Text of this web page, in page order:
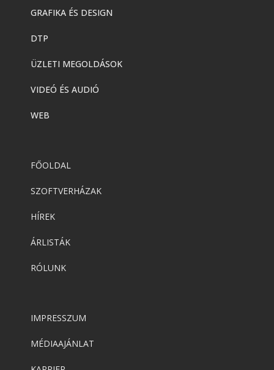
GRAFIKA ÉS DESIGN
DTP
ÜZLETI MEGOLDÁSOK
VIDEÓ ÉS AUDIÓ
WEB
FŐOLDAL
SZOFTVERHÁZAK
HÍREK
ÁRLISTÁK
RÓLUNK
IMPRESSZUM
MÉDIAAJÁNLAT